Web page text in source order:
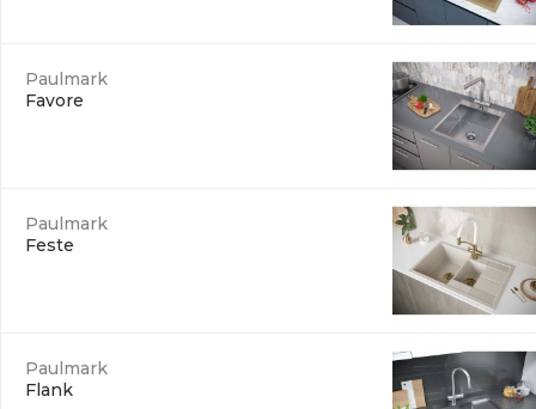
Paulmark
Favore
Paulmark
Feste
Paulmark
Flank